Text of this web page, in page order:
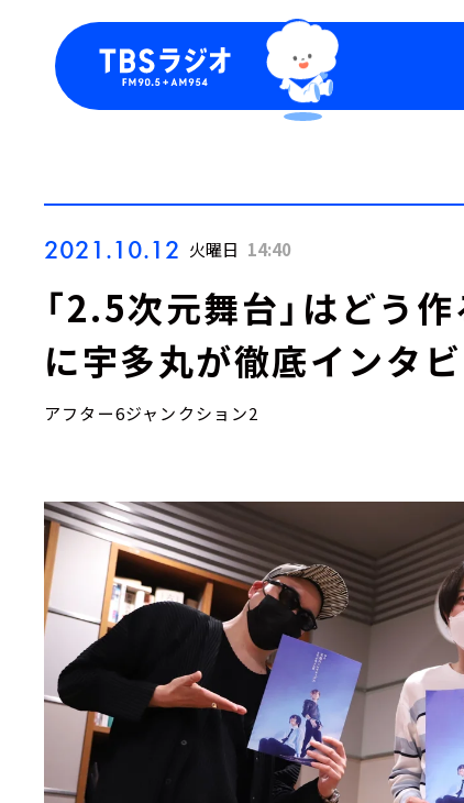
2021.10.12 火曜日 14:40
「2.5次元舞台」はどう
に宇多丸が徹底インタビ
アフター6ジャンクション2